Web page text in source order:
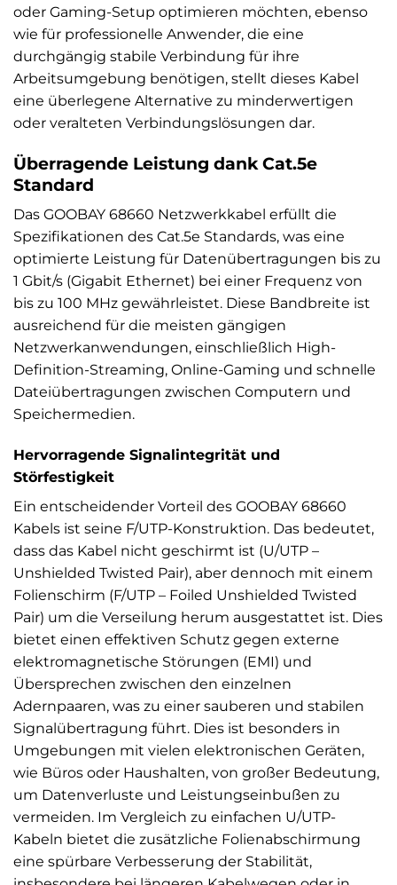
oder Gaming-Setup optimieren möchten, ebenso
wie für professionelle Anwender, die eine
durchgängig stabile Verbindung für ihre
Arbeitsumgebung benötigen, stellt dieses Kabel
eine überlegene Alternative zu minderwertigen
oder veralteten Verbindungslösungen dar.
Überragende Leistung dank Cat.5e
Standard
Das GOOBAY 68660 Netzwerkkabel erfüllt die
Spezifikationen des Cat.5e Standards, was eine
optimierte Leistung für Datenübertragungen bis zu
1 Gbit/s (Gigabit Ethernet) bei einer Frequenz von
bis zu 100 MHz gewährleistet. Diese Bandbreite ist
ausreichend für die meisten gängigen
Netzwerkanwendungen, einschließlich High-
Definition-Streaming, Online-Gaming und schnelle
Dateiübertragungen zwischen Computern und
Speichermedien.
Hervorragende Signalintegrität und
Störfestigkeit
Ein entscheidender Vorteil des GOOBAY 68660
Kabels ist seine F/UTP-Konstruktion. Das bedeutet,
dass das Kabel nicht geschirmt ist (U/UTP –
Unshielded Twisted Pair), aber dennoch mit einem
Folienschirm (F/UTP – Foiled Unshielded Twisted
Pair) um die Verseilung herum ausgestattet ist. Dies
bietet einen effektiven Schutz gegen externe
elektromagnetische Störungen (EMI) und
Übersprechen zwischen den einzelnen
Adernpaaren, was zu einer sauberen und stabilen
Signalübertragung führt. Dies ist besonders in
Umgebungen mit vielen elektronischen Geräten,
wie Büros oder Haushalten, von großer Bedeutung,
um Datenverluste und Leistungseinbußen zu
vermeiden. Im Vergleich zu einfachen U/UTP-
Kabeln bietet die zusätzliche Folienabschirmung
eine spürbare Verbesserung der Stabilität,